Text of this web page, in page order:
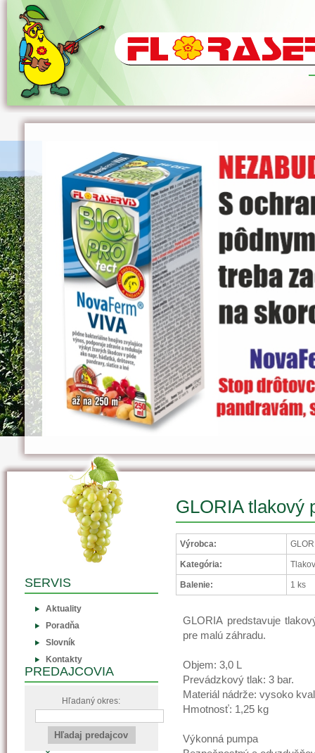
GLORIA tlakový
Výrobca:
Kategória:
Balenie: 1 ks
GLORIA predstavuje
pre malú záhradu.
Objem: 3,0 L
Prevádzkový tlak: 3 bar.
Materiál nádrže: vysoko
Hmotnosť: 1,25 kg
Výkonná pumpa
SERVIS
Aktuality
Poradňa
Slovník
Kontakty
PREDAJCOVIA
Hľadaný okres: